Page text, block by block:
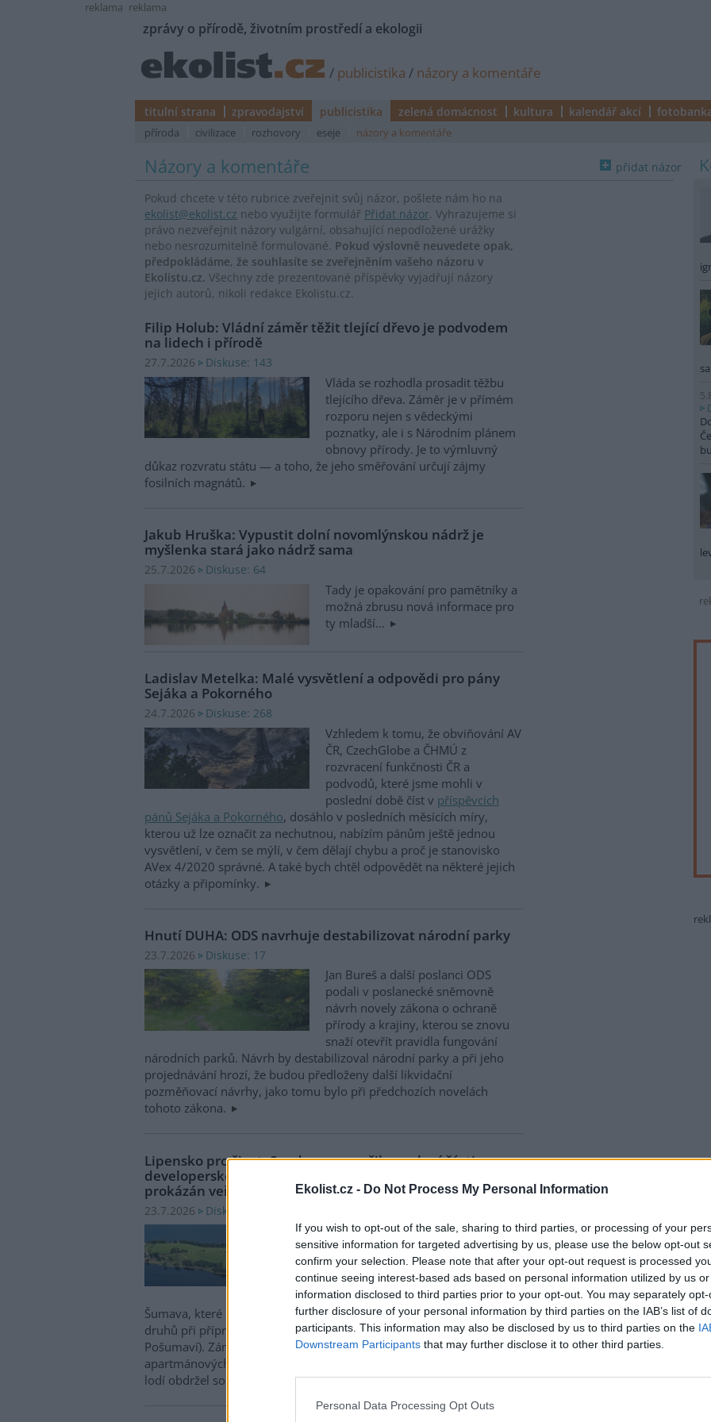
Ekolist.cz - Do Not Process My Personal Information
If you wish to opt-out of the sale, sharing to third parties, or processing of your
sensitive information for targeted advertising by us, please use the below opt-out
confirm your selection. Please note that after your opt-out request is processed
continue seeing interest-based ads based on personal information utilized by us
information disclosed to third parties prior to your opt-out. You may separately
further disclosure of your personal information by third parties on the IAB’s list of
participants. This information may also be disclosed by us to third parties on the
Downstream Participants that may further disclose it to other third parties.
Personal Data Processing Opt Outs
reklama reklama
zprávy o přírodě, životním prostředí a ekologii
/ publicistika / názory a komentáře
titulní strana zpravodajství publicistika zelená domácnost kultura kalendář akcí
příroda civilizace rozhovory eseje názory a komentáře
přidat názor
Názory a komentáře
Pokud chcete v této rubrice zveřejnit svůj názor, pošlete nám ho na
ekolist@ekolist.cz nebo využijte formulář Přidat názor. Vyhrazujeme si
právo nezveřejnit názory vulgární, obsahující nepodložené urážky
nebo nesrozumitelně formulované. Pokud výslovně neuvedete opak,
předpokládáme, že souhlasíte se zveřejněním vašeho názoru v
Ekolistu.cz. Všechny zde prezentované příspěvky vyjadřují názory
jejich autorů, nikoli redakce Ekolistu.cz.
Filip Holub: Vládní záměr těžit tlející dřevo je podvodem
na lidech i přírodě
27.7.2026 Diskuse: 143
Vláda se rozhodla prosadit těžbu
tlejícího dřeva. Záměr je v přímém
rozporu nejen s vědeckými
poznatky, ale i s Národním plánem
obnovy přírody. Je to výmluvný
důkaz rozvratu státu — a toho, že jeho směřování určují zájmy
fosilních magnátů.
Jakub Hruška: Vypustit dolní novomlýnskou nádrž je
myšlenka stará jako nádrž sama
25.7.2026 Diskuse: 64
Tady je opakování pro pamětníky a
možná zbrusu nová informace pro
ty mladší…
Ladislav Metelka: Malé vysvětlení a odpovědi pro pány
Sejáka a Pokorného
24.7.2026 Diskuse: 268
Vzhledem k tomu, že obviňování AV
ČR, CzechGlobe a ČHMÚ z
rozvracení funkčnosti ČR a
podvodů, které jsme mohli v
poslední době číst v příspěvcích
pánů Sejáka a Pokorného, dosáhlo v posledních měsících míry,
kterou už lze označit za nechutnou, nabízím pánům ještě jednou
vysvětlení, v čem se mýlí, v čem dělají chybu a proč je stanovisko
AVex 4/2020 správné. A také bych chtěl odpovědět na některé jejich
otázky a připomínky.
Hnutí DUHA: ODS navrhuje destabilizovat národní parky
23.7.2026 Diskuse: 17
Jan Bureš a další poslanci ODS
podali v poslanecké sněmovně
návrh novely zákona o ochraně
přírody a krajiny, kterou se znovu
snaží otevřít pravidla fungování
národních parků. Návrh by destabilizoval národní parky a při jeho
projednávání hrozí, že budou předloženy další likvidační
pozměňovací návrhy, jako tomu bylo při předchozích novelách
tohoto zákona.
Lipensko pro život: Soud znovu zrušil povolení části
developerského projektu v Dolní Vltavici na Lipně. Nebyl
prokázán veřejný zájem
23.7.2026 Diskuse: 4
Krajský soud v Českých
Budějovicích dal za pravdu spolku
Lipensko pro život a zrušil
rozhodnutí Jihočeského kraje i
závazné stanovisko Správy NP
Šumava, které umožňovalo zásah do biotopů zvláště chráněných
druhů při přípravě developerského projektu v Dolní Vltavici (Černá v
Pošumaví). Záměr o rozsahu 11 ha s kapacitou asi 800 lůžek v
apartmánových domech a dvou hotelech, a s přístavištěm pro 100
lodí obdržel souhlasné stanovisko EIA v roce 2020.